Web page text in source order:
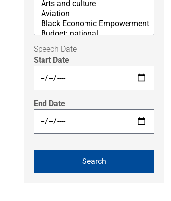
Speech Date
Start Date
End Date